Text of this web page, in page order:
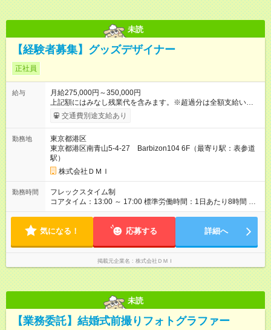
未読
【経験者募集】グッズデザイナー
正社員
給与
月給275,000円～350,000円
上記額にはみなし残業代を含みます。※超過分は全額支給いたし
ます。 みなし残業代 53,000円 ～ 65,000円／月 みなし残業時
間 32時間／月 ※スキル・経験を考慮の上、優遇します ※記月給
（月40時間分/14,000円～17,000円)を含みます。 ※超過した分
は別途⽀給致します。 【試用期間】試用期間あり 試用期間の長
さ：6ヶ月 雇用形態、給与は本採用時と同じです。 試用期間中
は、勤務時間が固定時間制（10：00～19：00）となります。
交通費別途支給あり
勤務地
東京都港区
東京都港区南青山5-4-27 Barbizon104 6F（最寄り駅：表参道
駅）
株式会社ＤＭＩ
勤務時間
フレックスタイム制
コアタイム：13:00 ～ 17:00 標準労働時間：1日あたり8時間 ※
フレキシブルタイム 9：00～22：00 ※月間の総労働時間で管理
た場合に発生します ※試用期間中は、勤務時間が固定時間制
となります。
気になる！ 応募する 詳細へ
掲載元企業名 株式会社ＤＭＩ
未読
【業務委託】結婚式前撮りフォトグラファー